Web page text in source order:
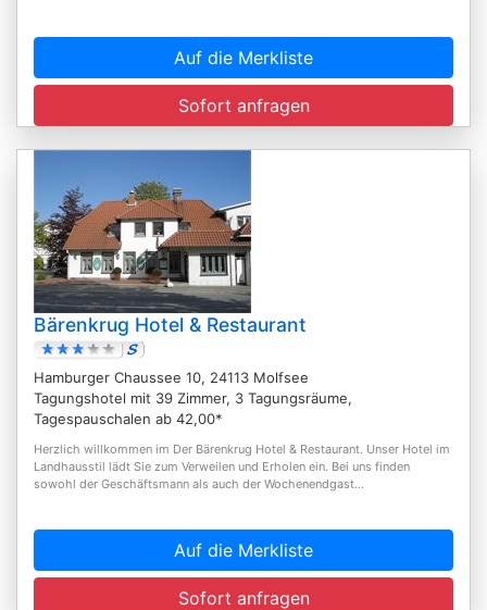
Auf die Merkliste
Sofort anfragen
Bärenkrug Hotel & Restaurant
Hamburger Chaussee 10, 24113 Molfsee
Tagungshotel mit 39 Zimmer, 3 Tagungsräume,
Tagespauschalen ab 42,00*
Herzlich willkommen im Der Bärenkrug Hotel & Restaurant. Unser Hotel im
Landhausstil lädt Sie zum Verweilen und Erholen ein. Bei uns finden
sowohl der Geschäftsmann als auch der Wochenendgast...
Auf die Merkliste
Sofort anfragen